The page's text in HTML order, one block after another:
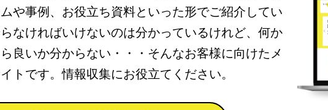
や事例、お役立ち資料といった形でご紹介してい
なければいけないのは分かっているけれど、何か
良いか分からない・・・そんなお客様に向けたメ
トです。情報収集にお役立てください。